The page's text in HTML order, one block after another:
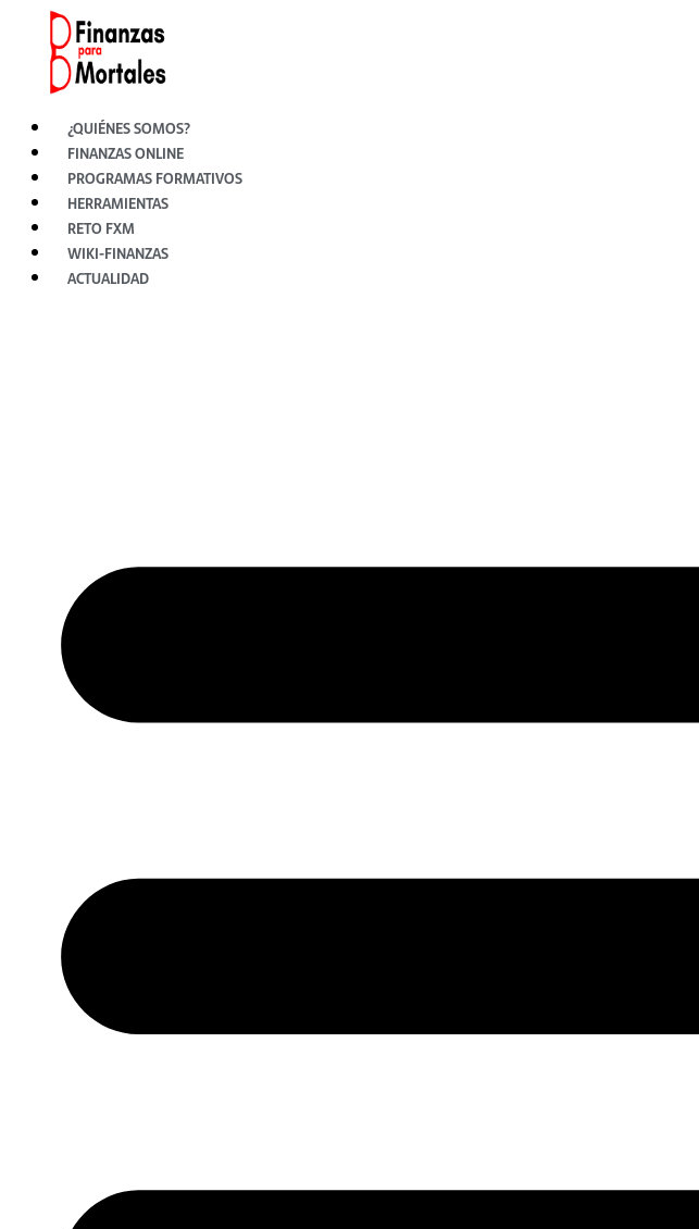
contenido
¿QUIÉNES SOMOS?
FINANZAS ONLINE
PROGRAMAS FORMATIVOS
HERRAMIENTAS
RETO FXM
WIKI-FINANZAS
ACTUALIDAD